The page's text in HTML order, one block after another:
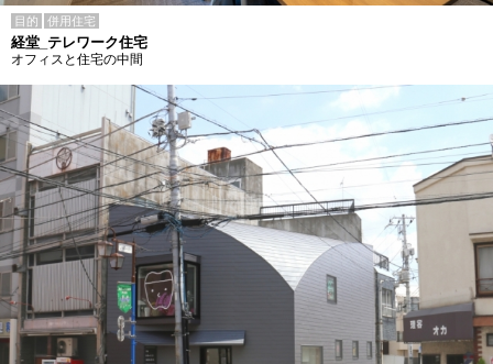
目的 併用住宅
経堂_テレワーク住宅
オフィスと住宅の中間